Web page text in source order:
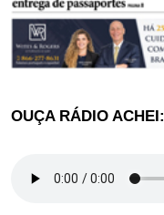
OUÇA RÁDIO ACHEI: